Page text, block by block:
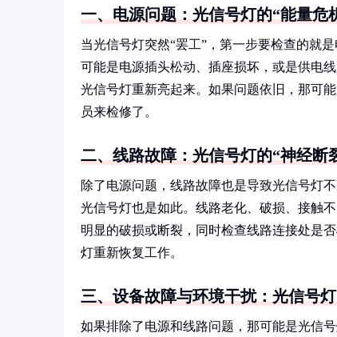
一、电源问题：光信号灯的“能量危
当光信号灯突然“罢工”，第一步要检查的就
可能是电源插头松动、插座损坏，或是供电
光信号灯重新亮起来。如果问题依旧，那可
员来检修了。
二、线路故障：光信号灯的“神经断
除了电源问题，线路故障也是导致光信号灯
光信号灯也是如此。线路老化、破损、接触
明显的破损或断裂，同时检查线路连接处是
灯重新恢复工作。
三、设备故障与环境干扰：光信号
如果排除了电源和线路问题，那可能是光信